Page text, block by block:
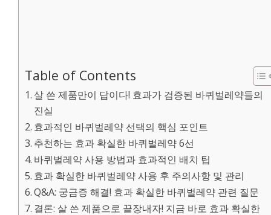
Table of Contents
살 쓴 제품만이 답이다! 효과가 검증된 바퀴벌레약들의
진실
효과적인 바퀴벌레약 선택의 핵심 포인트
추천하는 효과 확실한 바퀴벌레약 6선
바퀴벌레약 사용 방법과 효과적인 배치 팁
효과 확실한 바퀴벌레약 사용 후 주의사항 및 관리
Q&A: 궁금증 해결! 효과 확실한 바퀴벌레약 관련 질문
결론: 살 쓴 제품으로 끝장내자! 지금 바로 효과 확실한